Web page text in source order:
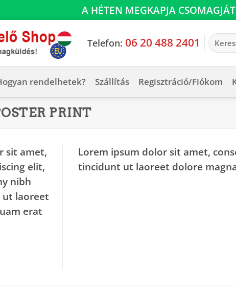
A HÉTEN MEGKAPJA
Telefon: 06 20 488 2401
Keresés
a
rendelhetek? Szállítás Regisztráció/Fiókom
PRINT
sit amet,
elit,
nibh
laoreet
erat
Lorem ipsum dolor sit amet,
tincidunt ut laoreet dolore